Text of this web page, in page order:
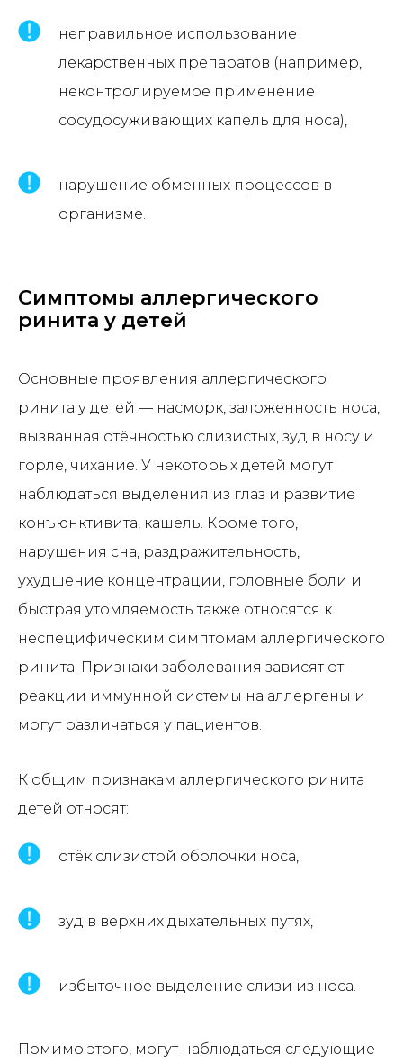
неправильное использование
лекарственных препаратов (например,
неконтролируемое применение
сосудосуживающих капель для носа),
нарушение обменных процессов в
организме.
Симптомы аллергического
ринита у детей
Основные проявления аллергического
ринита у детей — насморк, заложенность носа,
вызванная отёчностью слизистых, зуд в носу и
горле, чихание. У некоторых детей могут
наблюдаться выделения из глаз и развитие
конъюнктивита, кашель. Кроме того,
нарушения сна, раздражительность,
ухудшение концентрации, головные боли и
быстрая утомляемость также относятся к
неспецифическим симптомам аллергического
ринита. Признаки заболевания зависят от
реакции иммунной системы на аллергены и
могут различаться у пациентов.
К общим признакам аллергического ринита
детей относят:
отёк слизистой оболочки носа,
зуд в верхних дыхательных путях,
избыточное выделение слизи из носа.
Помимо этого, могут наблюдаться следующие